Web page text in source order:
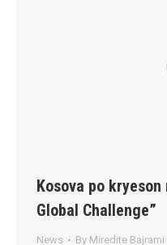
Kosova po
Global Challenge”
News By Miredite Bajrami